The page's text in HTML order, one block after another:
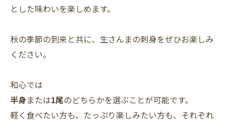
とした味わいを楽しめます。
秋の季節の到来と共に、生さんまの刺身をぜひお楽しみ
ください。
和心では
半身または1尾のどちらかを選ぶことが可能です。
軽く食べたい方も、たっぷり楽しみたい方も、それぞれ